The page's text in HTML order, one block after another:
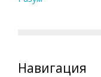
Навигация